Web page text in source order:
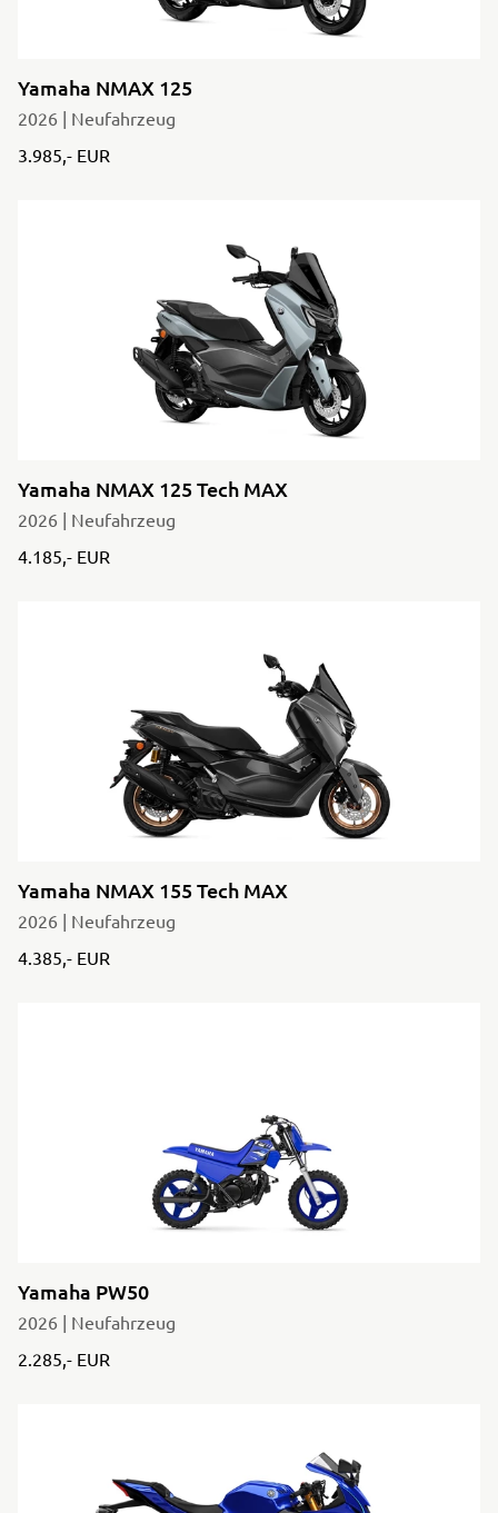
Yamaha NMAX 125
2026 | Neufahrzeug
3.985,- EUR
Yamaha NMAX 125 Tech MAX
2026 | Neufahrzeug
4.185,- EUR
Yamaha NMAX 155 Tech MAX
2026 | Neufahrzeug
4.385,- EUR
Yamaha PW50
2026 | Neufahrzeug
2.285,- EUR